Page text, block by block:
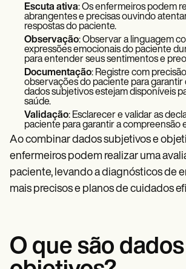
Escuta ativa: Os enfermeiros podem
abrangentes e precisas ouvindo
respostas do paciente.
Observação: Observar a linguagem
expressões emocionais do paciente
para entender seus sentimentos e
Documentação: Registre com
observações do paciente para garantir
dados subjetivos estejam disponíveis
saúde.
Validação: Esclarecer e validar as
paciente para garantir a compreensão
Ao combinar dados subjetivos e
enfermeiros podem realizar uma
paciente, levando a diagnósticos de
mais precisos e planos de cuidados
O que são dados